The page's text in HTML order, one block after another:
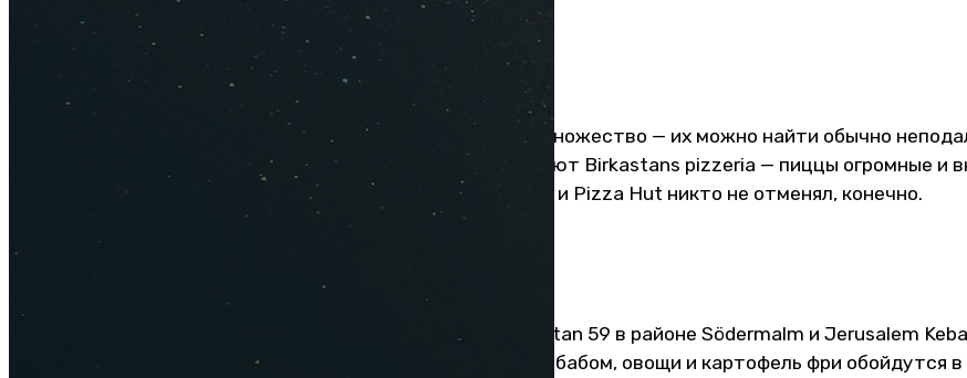
Пиццерии
Пиццерий в Стокгольме множество — их можно найти обычно
метро. К примеру, советуют Birkastans pizzeria — пиццы огромные и
диапазоне 70-90 крон. Ну и Pizza Hut никто не отменял, конечно.
Jerusalem Kebab на Götgatan 59 в районе Södermalm и Jerusalem
Gamla stan — тарелка с кебабом, овощи и картофель фри обойдутся в